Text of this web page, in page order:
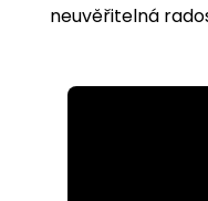
neuvěřitelná